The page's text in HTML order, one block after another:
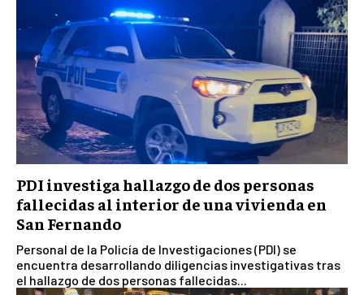
PDI investiga hallazgo de dos personas
fallecidas al interior de una vivienda en
San Fernando
Personal de la Policía de Investigaciones (PDI) se
encuentra desarrollando diligencias investigativas tras
el hallazgo de dos personas fallecidas...